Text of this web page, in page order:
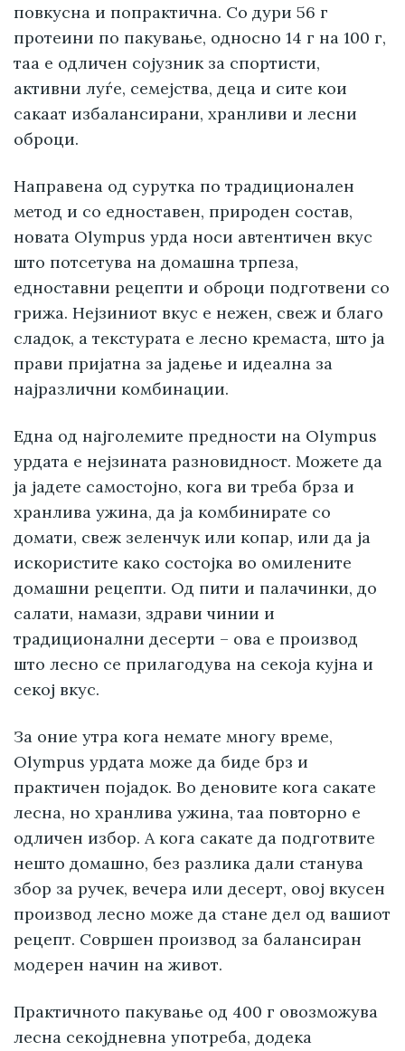
повкусна и попрактична. Со дури 56 г
протеини по пакување, односно 14 г на 100 г,
таа е одличен сојузник за спортисти,
активни луѓе, семејства, деца и сите кои
сакаат избалансирани, хранливи и лесни
оброци.
Направена од сурутка по традиционален
метод и со едноставен, природен состав,
новата Olympus урда носи автентичен вкус
што потсетува на домашна трпеза,
едноставни рецепти и оброци подготвени со
грижа. Нејзиниот вкус е нежен, свеж и благо
сладок, а текстурата е лесно кремаста, што ја
прави пријатна за јадење и идеална за
најразлични комбинации.
Една од најголемите предности на Olympus
урдата е нејзината разновидност. Можете да
ја јадете самостојно, кога ви треба брза и
хранлива ужина, да ја комбинирате со
домати, свеж зеленчук или копар, или да ја
искористите како состојка во омилените
домашни рецепти. Од пити и палачинки, до
салати, намази, здрави чинии и
традиционални десерти – ова е производ
што лесно се прилагодува на секоја кујна и
секој вкус.
За оние утра кога немате многу време,
Olympus урдата може да биде брз и
практичен појадок. Во деновите кога сакате
лесна, но хранлива ужина, таа повторно е
одличен избор. А кога сакате да подготвите
нешто домашно, без разлика дали станува
збор за ручек, вечера или десерт, овој вкусен
производ лесно може да стане дел од вашиот
рецепт. Совршен производ за балансиран
модерен начин на живот.
Практичното пакување од 400 г овозможува
лесна секојдневна употреба, додека